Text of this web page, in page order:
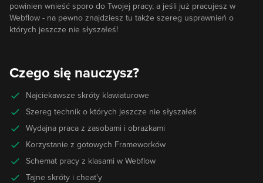
powinien wnieść sporo do Twojej pracy, a jeśli już pracujesz w
Webflow - na pewno znajdziesz tu także szereg usprawnień o
których jeszcze nie słyszałeś!
Czego się nauczysz?
Najciekawsze skróty klawiaturowe
Szereg technik o których jeszcze nie słyszałeś
Wydajna praca z zasobami i obrazkami
Korzystanie z gotowych Frameworków
Schemat pracy z klasami w Webflow
Tajne skróty i cheat'y